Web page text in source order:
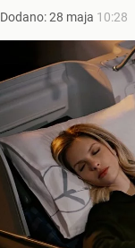
Dodano:28 maja 10:28